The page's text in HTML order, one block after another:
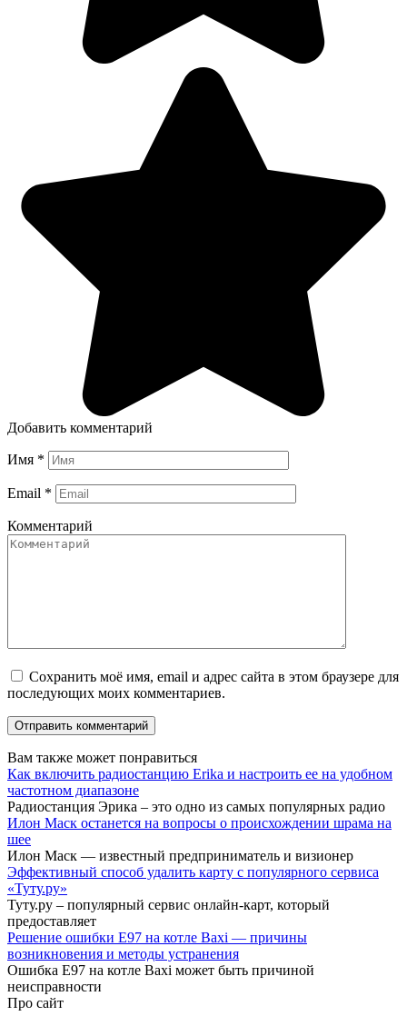
Добавить комментарий
Имя *
Email *
Комментарий
Сохранить моё имя, email и адрес сайта в этом браузере для
последующих моих комментариев.
Вам также может понравиться
Как включить радиостанцию Erika и настроить ее на удобном
частотном диапазоне
Радиостанция Эрика – это одно из самых популярных радио
Илон Маск останется на вопросы о происхождении шрама на
шее
Илон Маск — известный предприниматель и визионер
Эффективный способ удалить карту с популярного сервиса
«Туту.ру»
Туту.ру – популярный сервис онлайн-карт, который
предоставляет
Решение ошибки Е97 на котле Baxi — причины
возникновения и методы устранения
Ошибка E97 на котле Baxi может быть причиной
неисправности
Про сайт